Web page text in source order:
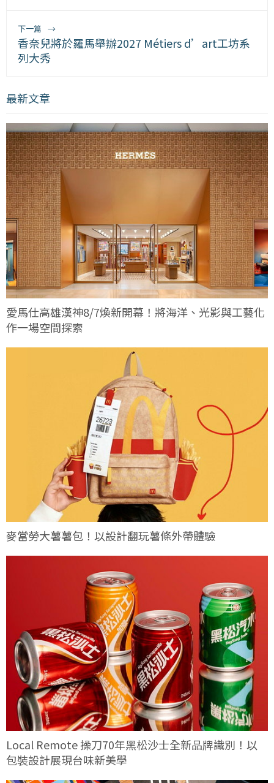
下一篇 →
香奈兒將於羅馬舉辦2027 Métiers d’art工坊系
列大秀
最新文章
愛馬仕高雄漢神8/7煥新開幕！將海洋、光影與工藝化
作一場空間探索
麥當勞大薯薯包！以設計翻玩薯條外帶體驗
Local Remote 操刀70年黑松沙士全新品牌識別！以
包裝設計展現台味新美學